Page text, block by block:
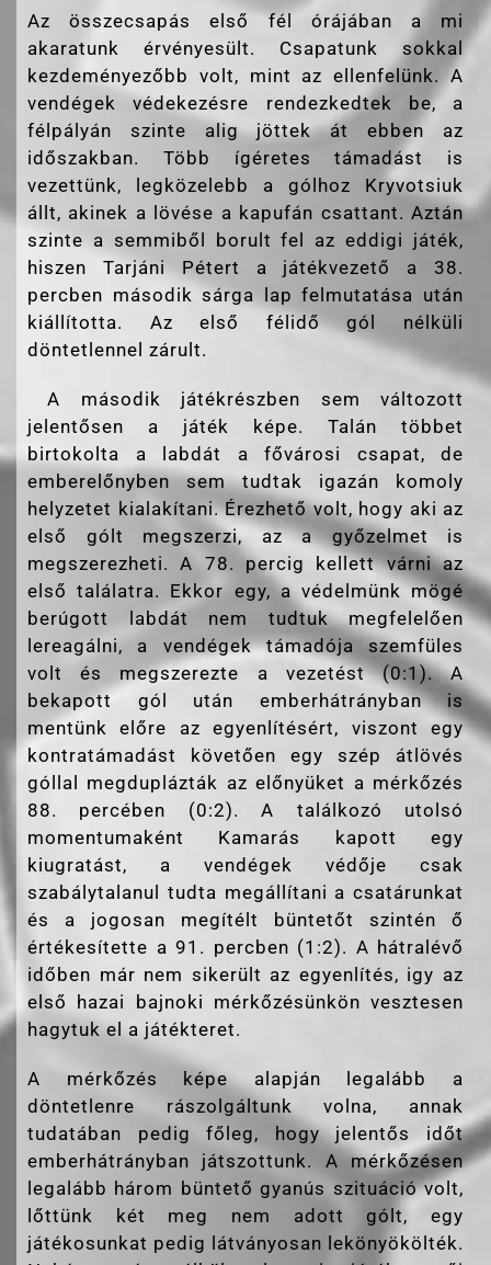
Az összecsapás első fél órájában a mi
akaratunk érvényesült. Csapatunk sokkal
kezdeményezőbb volt, mint az ellenfelünk. A
vendégek védekezésre rendezkedtek be, a
félpályán szinte alig jöttek át ebben az
időszakban. Több ígéretes támadást is
vezettünk, legközelebb a gólhoz Kryvotsiuk
állt, akinek a lövése a kapufán csattant. Aztán
szinte a semmiből borult fel az eddigi játék,
hiszen Tarjáni Pétert a játékvezető a 38.
percben második sárga lap felmutatása után
kiállította. Az első félidő gól nélküli
döntetlennel zárult.
A második játékrészben sem változott
jelentősen a játék képe. Talán többet
birtokolta a labdát a fővárosi csapat, de
emberelőnyben sem tudtak igazán komoly
helyzetet kialakítani. Érezhető volt, hogy aki az
első gólt megszerzi, az a győzelmet is
megszerezheti. A 78. percig kellett várni az
első találatra. Ekkor egy, a védelmünk mögé
berúgott labdát nem tudtuk megfelelően
lereagálni, a vendégek támadója szemfüles
volt és megszerezte a vezetést (0:1). A
bekapott gól után emberhátrányban is
mentünk előre az egyenlítésért, viszont egy
kontratámadást követően egy szép átlövés
góllal megduplázták az előnyüket a mérkőzés
88. percében (0:2). A találkozó utolsó
momentumaként Kamarás kapott egy
kiugratást, a vendégek védője csak
szabálytalanul tudta megállítani a csatárunkat
és a jogosan megítélt büntetőt szintén ő
értékesítette a 91. percben (1:2). A hátralévő
időben már nem sikerült az egyenlítés, igy az
első hazai bajnoki mérkőzésünkön vesztesen
hagytuk el a játékteret.
A mérkőzés képe alapján legalább a
döntetlenre rászolgáltunk volna, annak
tudatában pedig főleg, hogy jelentős időt
emberhátrányban játszottunk. A mérkőzésen
legalább három büntető gyanús szituáció volt,
lőttünk két meg nem adott gólt, egy
játékosunkat pedig látványosan lekönyökölték.